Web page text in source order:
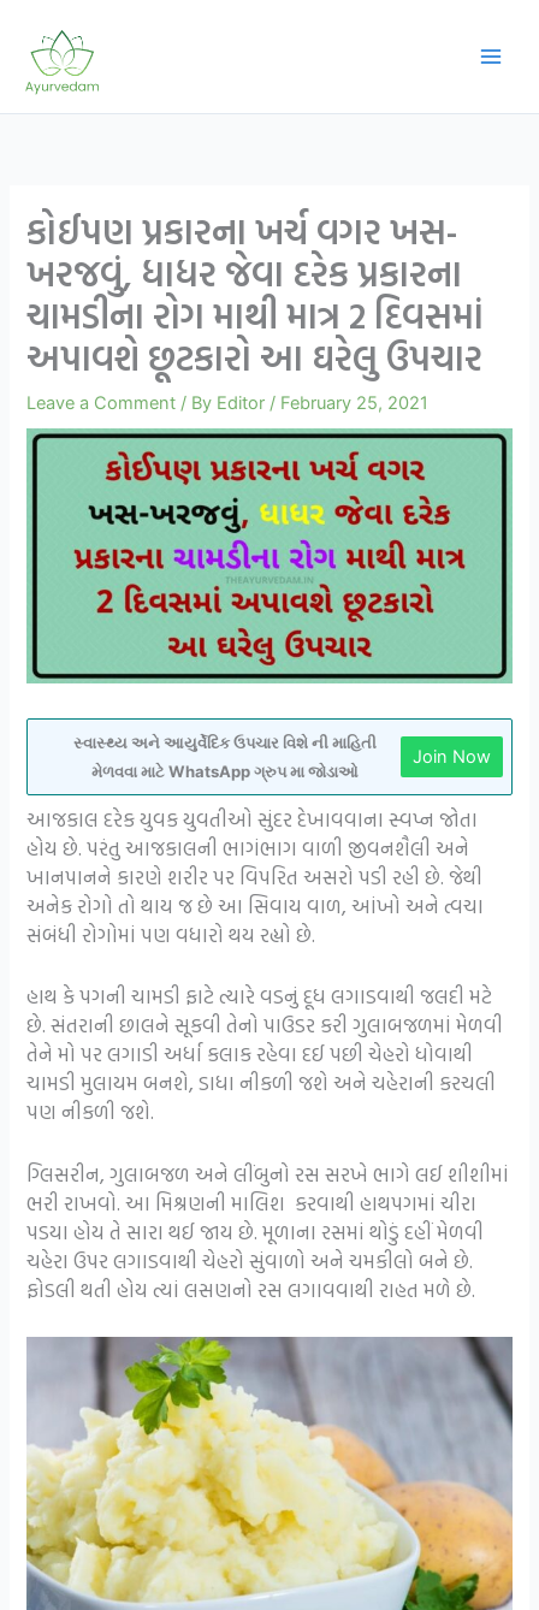
content
કોઈપણ પ્રકારના ખર્ચ વગર ખસ-
ખરજવું, ધાધર જેવા દરેક પ્રકારના
ચામડીના રોગ માથી માત્ર 2 દિવસમાં
અપાવશે છૂટકારો આ ઘરેલુ ઉપચાર
Leave a Comment / By Editor / February 25, 2021
સ્વાસ્થ્ય અને આયુર્વેદિક ઉપચાર વિશે ની માહિતી
મેળવવા માટે WhatsApp ગ્રુપ મા જોડાઓ
Join Now
આજકાલ દરેક યુવક યુવતીઓ સુંદર દેખાવવાના સ્વપ્ન જોતા
હોય છે. પરંતુ આજકાલની ભાગંભાગ વાળી જીવનશૈલી અને
ખાનપાનને કારણે શરીર પર વિપરિત અસરો પડી રહી છે. જેથી
અનેક રોગો તો થાય જ છે આ સિવાય વાળ, આંખો અને ત્વચા
સંબંધી રોગોમાં પણ વધારો થય રહ્યો છે.
હાથ કે પગની ચામડી ફાટે ત્યારે વડનું દૂધ લગાડવાથી જલદી મટે
છે. સંતરાની છાલને સૂકવી તેનો પાઉડર કરી ગુલાબજળમાં મેળવી
તેને મો પર લગાડી અર્ધા કલાક રહેવા દઈ પછી ચેહરો ધોવાથી
ચામડી મુલાયમ બનશે, ડાધા નીકળી જશે અને ચહેરાની કરચલી
પણ નીકળી જશે.
ગ્લિસરીન, ગુલાબજળ અને લીંબુનો રસ સરખે ભાગે લઈ શીશીમાં
ભરી રાખવો. આ મિશ્રણની માલિશ કરવાથી હાથપગમાં ચીરા
પડયા હોય તે સારા થઈ જાય છે. મૂળાના રસમાં થોડું દહીં મેળવી
ચહેરા ઉપર લગાડવાથી ચેહરો સુંવાળો અને ચમકીલો બને છે.
ફોડલી થતી હોય ત્યાં લસણનો રસ લગાવવાથી રાહત મળે છે.